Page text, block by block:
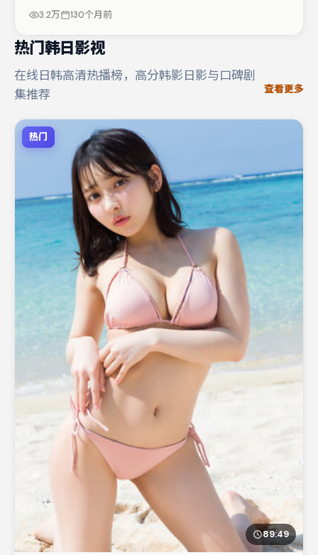
剂（视场次而定）。节奏紧凑、反转有度，值得列入片单。
3.2万 130个月前
热门韩日影视
在线日韩高清热播榜，高分韩影日影与口碑剧
集推荐
查看更多
热门
89:49